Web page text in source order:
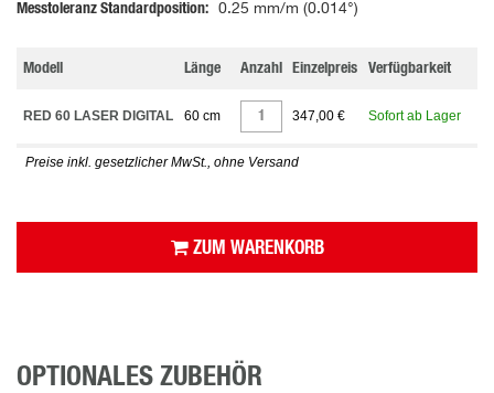
Messtoleranz Standardposition 0.25 mm/m (0.014°)
Modell Länge Anzahl Einzelpreis Verfügbarkeit
RED 60 LASER DIGITAL 60 cm 347,00 € Sofort ab Lager
Preise inkl. gesetzlicher MwSt., ohne Versand
ZUM WARENKORB
OPTIONALES ZUBEHÖR